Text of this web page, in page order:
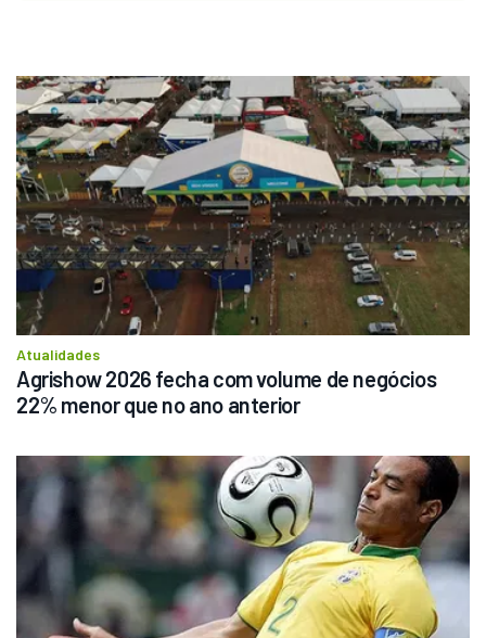
Atualidades
Agrishow 2026 fecha com volume de negócios
22% menor que no ano anterior